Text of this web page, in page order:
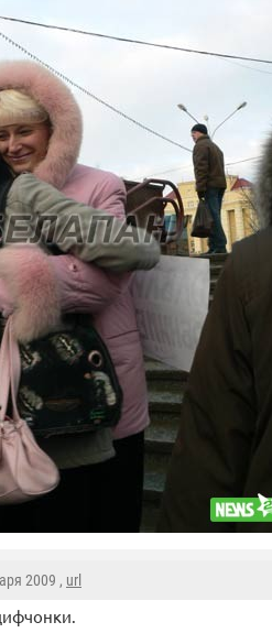
2009 , url